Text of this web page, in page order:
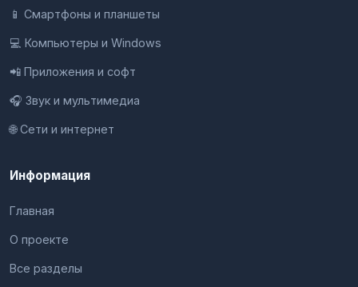
📱 Смартфоны и планшеты
💻 Компьютеры и Windows
📲 Приложения и софт
🎧 Звук и мультимедиа
🌐 Сети и интернет
Информация
Главная
О проекте
Все разделы